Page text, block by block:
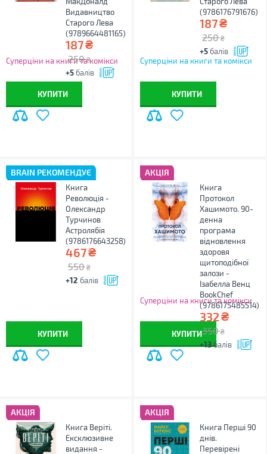
Видавництво
Старого Лева
(9789664481165)
187₴
250 ₴
+5 балів
Суперціни на книги та комікси
КУПИТИ
(9786176791676)
187₴
250 ₴
+5 балів
Суперціни на книги та комікси
КУПИТИ
BRAIN РЕКОМЕНДУЄ
Книга
Революція -
Олександр
Турчинов
Астролябія
(9786176643258)
467₴
550 ₴
+12 балів
КУПИТИ
АКЦІЯ
Книга
Протокол
Хашимото. 90-
денна
програма
відновлення
здоровя
щитоподібної
залози -
Ізабелла Венц
BookChef
(9786175485514)
332₴
350 ₴
+13балів
Суперціни на книги та комікси
КУПИТИ
АКЦІЯ
Книга Веріті.
Ексклюзивне
видання -
АКЦІЯ
Книга Перші 90
днів.
Перевірені